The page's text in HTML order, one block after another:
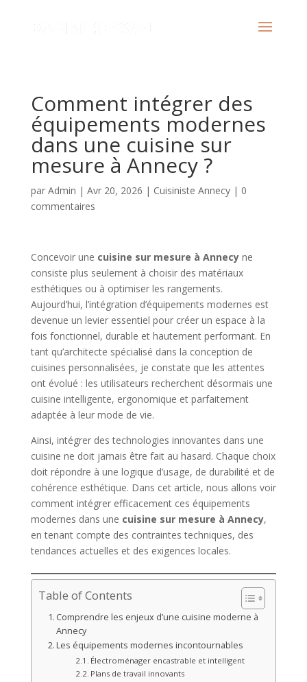
Comment intégrer des
équipements modernes
dans une cuisine sur
mesure à Annecy ?
par Admin | Avr 20, 2026 | Cuisiniste Annecy| 0
commentaires
Concevoir une cuisine sur mesure à Annecyne
consiste plus seulement à choisir des matériaux
esthétiques ou à optimiser les rangements.
Aujourd’hui, l’intégration d’équipements modernes est
devenue un levier essentiel pour créer un espace à la
fois fonctionnel, durable et hautement performant. En
tant qu’architecte spécialisé dans la conception de
cuisines personnalisées, je constate que les attentes
ont évolué : les utilisateurs recherchent désormais une
cuisine intelligente, ergonomique et parfaitement
adaptée à leur mode de vie.
Ainsi, intégrer des technologies innovantes dans une
cuisine ne doit jamais être fait au hasard. Chaque choix
doit répondre à une logique d’usage, de durabilité et de
cohérence esthétique. Dans cet article, nous allons voir
comment intégrer efficacement ces équipements
modernes dans une cuisine sur mesure à Annecy,
en tenant compte des contraintes techniques, des
tendances actuelles et des exigences locales.
Table of Contents
Comprendre les enjeux d’une cuisine moderne à
Annecy
Les équipements modernes incontournables
Électroménager encastrable et intelligent
Plans de travail innovants